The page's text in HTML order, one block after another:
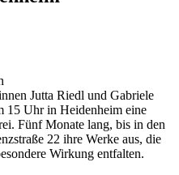
Jutta Riedl und Gabriele
15 Uhr in Heidenheim eine
Fünf Monate lang, bis in den
22 ihre Werke aus, die
Wirkung entfalten.